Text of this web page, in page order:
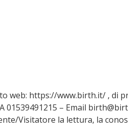
web: https://www.birth.it/ , di
– Email
Visitatore la lettura, la